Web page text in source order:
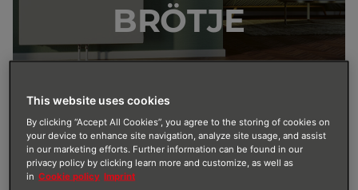
BRÖTJE
Wohlfühl-Atmosphäre dank
Heizkörper & Lüftungssystem
Mit modernen Flachheizkörpern von BRÖTJE erlebst
du in deinem Zuhause formschön verpackten
This website uses cookies
By clicking “Accept All Cookies”, you agree to the storing of cookies on
your device to enhance site navigation, analyze site usage, and assist
in our marketing efforts. Further information can be found in our
privacy policy by clicking learn more and customize, as well as
in Cookie policy Imprint